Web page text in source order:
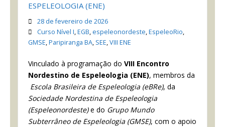
ESPELEOLOGIA (ENE)
28 de fevereiro de 2026
Curso Nível I,EGB, espeleonordeste,EspeleoRio,
GMSE,Paripiranga BA, SEE,VIII ENE
Vinculado à programação do VIII Encontro
Nordestino de Espeleologia (ENE), membros da
Escola Brasileira de Espeleologia (eBRe), da
Sociedade Nordestina de Espeleologia
(Espeleonordeste)e do Grupo Mundo
Subterrâneo de Espeleologia (GMSE), com o apoio